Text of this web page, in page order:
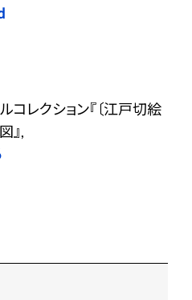
レクション『〔江戸切絵
』,